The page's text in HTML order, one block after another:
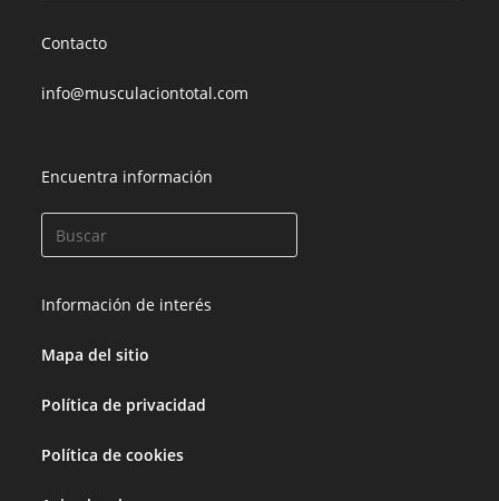
Contacto
info@musculaciontotal.com
Encuentra información
Información de interés
Mapa del sitio
Política de privacidad
Política de cookies